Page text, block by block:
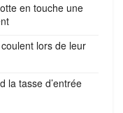
en touche une
lors de leur
la tasse d’entrée